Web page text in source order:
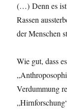
(…) Denn es ist
Rassen
der Menschen
Wie gut, dass
Verdummung